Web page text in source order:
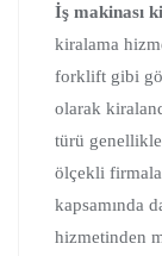
İş makinası
kiralama
forklift gibi
olarak
türü
ölçekli
kapsamında
hizmetinden